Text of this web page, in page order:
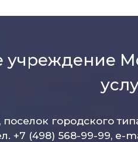
учреждение
поселок городского
+7 (498) 568-99-99, e-